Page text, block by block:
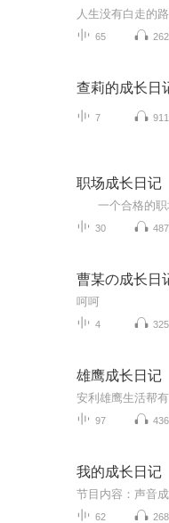
65
查莉的成长日
7 911
职场成长日记
30
曹某の成长日
呵呵
4 325
雄鹰成长日记
安利雄鹰生活帮
97
我的成长日记
62